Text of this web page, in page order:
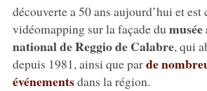
découverte a 50 ans aujourd’hui et est
vidéomapping sur la façade du
national de Reggio de Calabre, qui
depuis 1981, ainsi que parde
événementsdans la région.